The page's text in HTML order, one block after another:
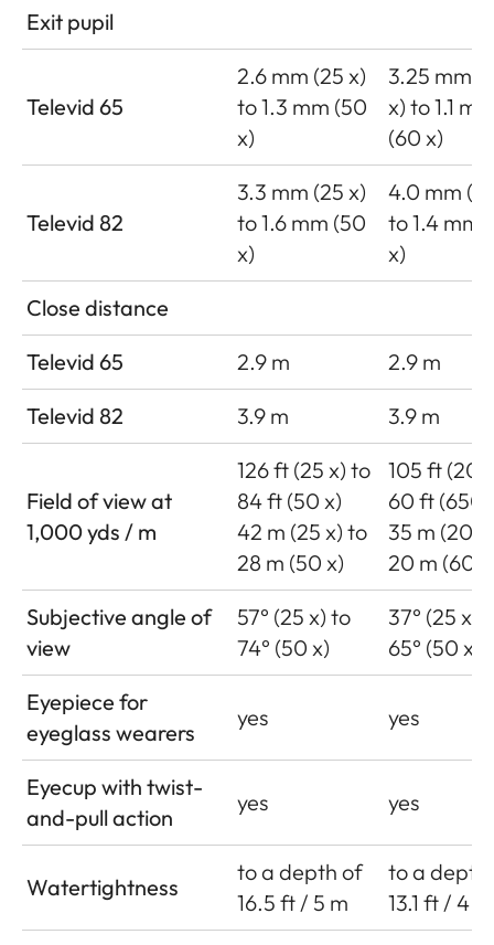
Exit pupil
Televid 65
2.6 mm (25 x)
to 1.3 mm (50
x)
3.25 mm
x) to 1.1
(60 x)
Televid 82
3.3 mm (25 x)
to 1.6 mm (50
x)
4.0 mm
to 1.4 mm
x)
Close distance
Televid 65
2.9 m
2.9 m
Televid 82
3.9 m 3.9 m
Field of view at
1,000 yds / m
126 ft (25 x) to
84 ft (50 x)
42 m (25 x) to
28 m (50 x)
105 ft (20
60 ft (650
35 m (20
20 m (60
Subjective angle of
view
57° (25 x) to
74° (50 x)
37° (25 x)
65° (50 x)
Eyepiece for
eyeglass wearers
yes yes
Eyecup with twist-
and-pull action
yes yes
Watertightness
to a depth of
16.5 ft / 5 m
to a depth
13.1 ft / 4 m